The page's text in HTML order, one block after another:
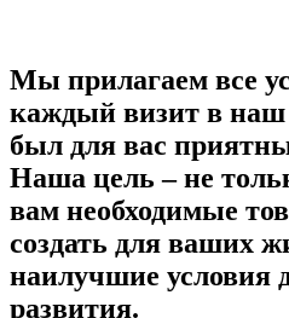
Мы прилагаем все
каждый визит в наш
был для вас
Наша цель – не
вам необходимые
создать для ваших
наилучшие условия
развития.